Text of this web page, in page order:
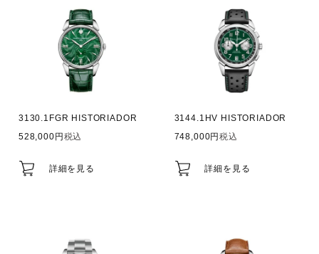
3130.1FGR HISTORIADOR
528,000
税込
詳細を見る
3144.1HV HISTORIADOR
748,000
税込
詳細を見る